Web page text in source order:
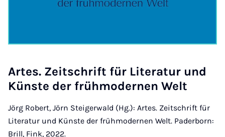
Ar­tes. Zeit­schrift für Li­te­ra­tur und
Küns­te der früh­mo­der­nen Welt
Jörg Robert, Jörn Steigerwald (Hg.): Artes. Zeitschrift für
Literatur und Künste der frühmodernen Welt. Paderborn:
Brill, Fink, 2022.